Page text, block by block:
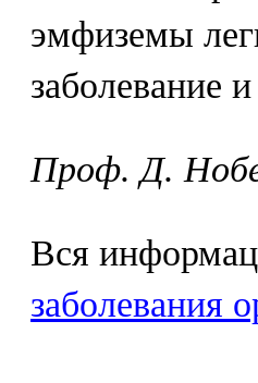
эмфиземы
заболевание
Проф. Д.
Вся
заболевания